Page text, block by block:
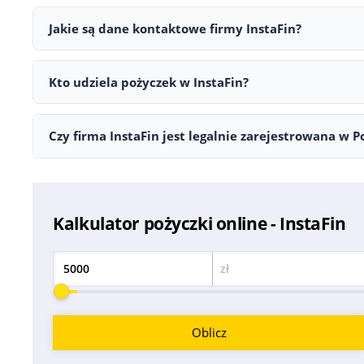
Na stronie InstaFin wskazano RRSO 299,32%. Ostateczne
Jakie są dane kontaktowe firmy InstaFin?
Z firmą InstaFin można skontaktować się poprzez
Kto udziela pożyczek w InstaFin?
Pożyczki w InstaFin są udzielane przez InstaFin, które
Czy firma InstaFin jest legalnie zarejestrowana w
Kalkulator pożyczki online - InstaFin
Kwota zł
Oblicz